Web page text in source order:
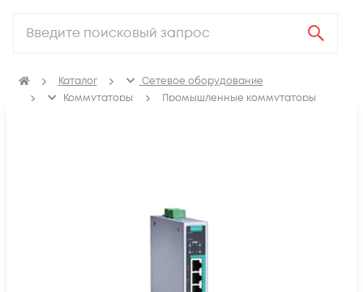
Каталог
Сетевое оборудование
Коммутаторы
Промышленные коммутаторы